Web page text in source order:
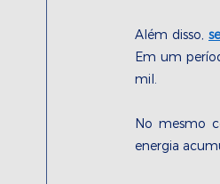
Além disso,
Em um
mil.
No mesmo
energia